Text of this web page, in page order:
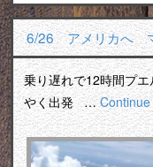
6/26 アメリカへ
乗り遅れで12時間プ
やく出発 …